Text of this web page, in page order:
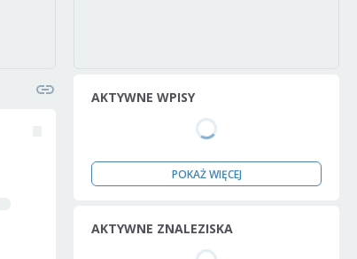
AKTYWNE WPISY
POKAŻ WIĘCEJ
AKTYWNE ZNALEZISKA